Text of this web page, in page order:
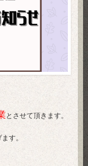
とさせて頂きます。
す。